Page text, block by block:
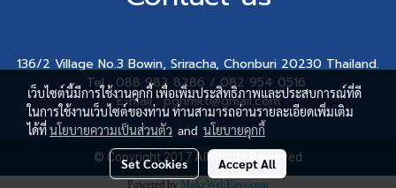
136/2 Village No.3 Bowin, Sriracha, Chonburi 20230 Thailand.
Tel : 088 982 8286 / 082 954 0516
E-mail : pghmkt@gmail.com
© Copyright 2017 All Rights Reserved
Powered by MakeWebEasy.com
เว็บไซต์นี้มีการใช้งานคุกกี้ เพื่อเพิ่มประสิทธิภาพและประสบการณ์ที่ดี
ในการใช้งานเว็บไซต์ของท่าน ท่านสามารถอ่านรายละเอียดเพิ่มเติม
ได้ที่นโยบายความเป็นส่วนตัว and นโยบายคุกกี้
Set Cookies Accept All